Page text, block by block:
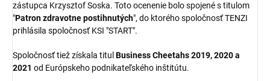
zástupca Krzysztof Soska. Toto ocenenie bolo spojené s titulom
"Patron zdravotne postihnutých", do ktorého spoločnosť TENZI
prihlásila spoločnosť KSI "START".
Spoločnosť tiež získala titul Business Cheetahs 2019, 2020 a
2021 od Európskeho podnikateľského inštitútu.